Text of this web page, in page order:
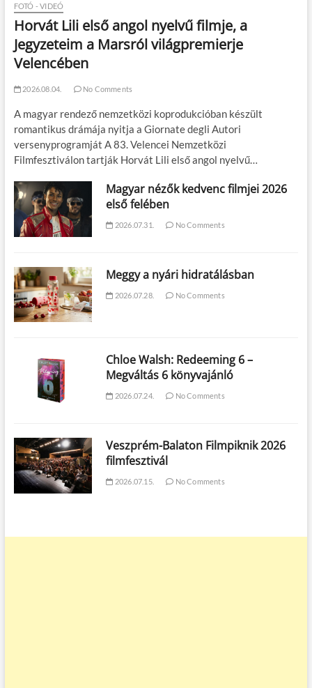
FOTÓ - VIDEÓ
Horvát Lili első angol nyelvű filmje, a
Jegyzeteim a Marsról világpremierje
Velencében
2026.08.04. No Comments
A magyar rendező nemzetközi koprodukcióban készült
romantikus drámája nyitja a Giornate degli Autori
versenyprogramját A 83. Velencei Nemzetközi
Filmfesztiválon tartják Horvát Lili első angol nyelvű…
Magyar nézők kedvenc filmjei 2026
első felében
2026.07.31. No Comments
Meggy a nyári hidratálásban
2026.07.28. No Comments
Chloe Walsh: Redeeming 6 –
Megváltás 6 könyvajánló
2026.07.24. No Comments
Veszprém-Balaton Filmpiknik 2026
filmfesztivál
2026.07.15. No Comments